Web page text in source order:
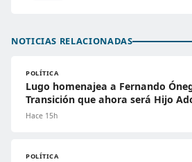
NOTICIAS RELACIONADAS
POLÍTICA
Lugo homenajea a Fernando
Transición que ahora será Hijo
Hace 15h
POLÍTICA